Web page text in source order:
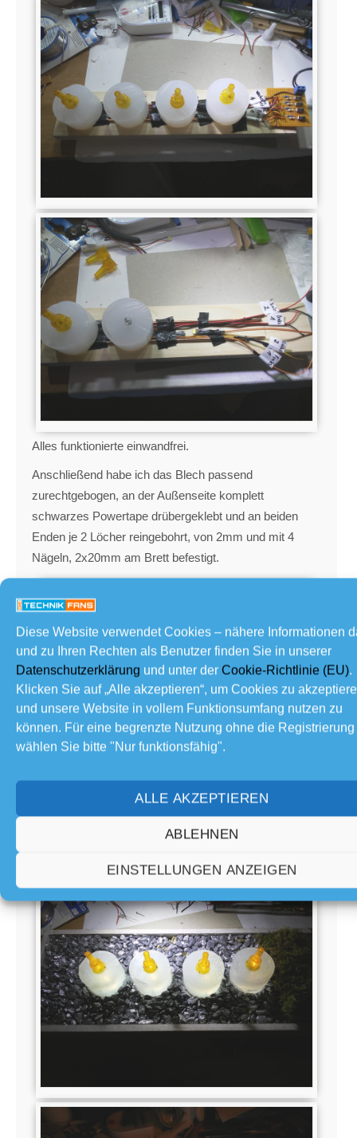
Diese Website verwendet Cookies – nähere Informationen
und zu Ihren Rechten als Benutzer finden Sie in unserer
Datenschutzerklärung und unter der Cookie-Richtlinie (EU).
Klicken Sie auf „Alle akzeptieren“, um Cookies zu
und unsere Website in vollem Funktionsumfang nutzen zu
können. Für eine begrenzte Nutzung ohne die Registrierung
wählen Sie bitte "Nur funktionsfähig".
ALLE AKZEPTIEREN
ABLEHNEN
EINSTELLUNGEN ANZEIGEN
Alles funktionierte einwandfrei.
Anschließend habe ich das Blech passend
zurechtgebogen, an der Außenseite komplett
schwarzes Powertape drübergeklebt und an beiden
Enden je 2 Löcher reingebohrt, von 2mm und mit 4
Nägeln, 2x20mm am Brett befestigt.
Nun noch das fertige Brett ins Tablett gesetzt und die
Dekosteine da herum verteilt. Das Moos habe ich über